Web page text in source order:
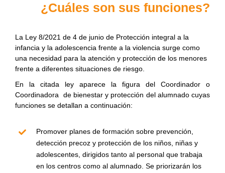
¿Cuáles son sus funciones?
La Ley 8/2021 de 4 de junio de Protección integral a la
infancia y la adolescencia frente a la violencia surge como
una necesidad para la atención y protección de los menores
frente a diferentes situaciones de riesgo.
En la citada ley aparece la figura del Coordinador o
Coordinadora de bienestar y protección del alumnado cuyas
funciones se detallan a continuación:
Promover planes de formación sobre prevención,
detección precoz y protección de los niños, niñas y
adolescentes, dirigidos tanto al personal que trabaja
en los centros como al alumnado. Se priorizarán los